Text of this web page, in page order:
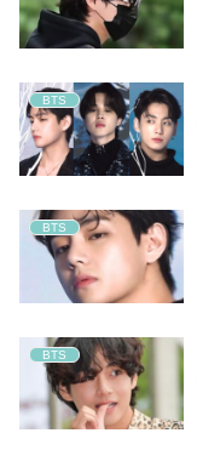
BTS
BTS
BTS